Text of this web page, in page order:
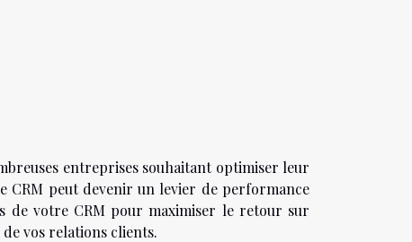
entreprises souhaitant optimiser leur
CRM peut devenir un levier de performance
de votre CRM pour maximiser le retour sur
vos relations clients.